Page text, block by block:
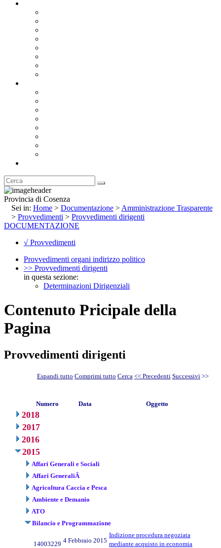
Provincia di Cosenza
Sei in: Home > Documentazione > Amministrazione Trasparente
> Provvedimenti > Provvedimenti dirigenti
DOCUMENTAZIONE
√ Provvedimenti
Provvedimenti organi indirizzo politico
>> Provvedimenti dirigenti
in questa sezione:
Determinazioni Dirigenziali
Contenuto Pricipale della
Pagina
Provvedimenti dirigenti
Espandi tutto Comprimi tutto Cerca << Precedenti Successivi >>
Numero Data Oggetto
2018
2017
2016
2015
Affari Generali e Sociali
Affari GeneraliÂ
Agricoltura Caccia e Pesca
Ambiente e Demanio
ATO
Bilancio e Programmazione
14003229 4 Febbraio 2015
Indizione procedura negoziata
mediante acquisto in economia